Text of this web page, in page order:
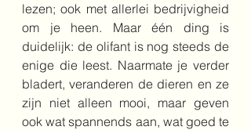
lezen; ook met allerlei bedrijvigheid
om je heen. Maar één ding is
duidelijk: de olifant is nog steeds de
enige die leest. Naarmate je verder
bladert, veranderen de dieren en ze
zijn niet alleen mooi, maar geven
ook wat spannends aan, wat goed te